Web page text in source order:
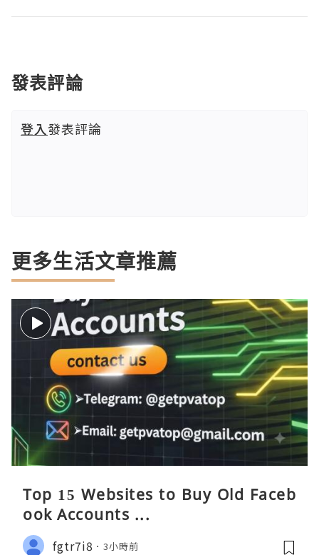
發表評論
登入發表評論
更多生活文章推薦
Top 15 Websites to Buy Old Faceb
ook Accounts ...
fgtr7i8 3小時前